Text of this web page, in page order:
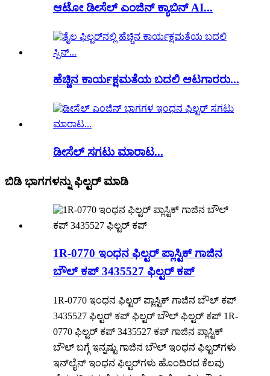
ಆಟೋ ಡೀಸೆಲ್ ಎಂಜಿನ್ ಕ್ಯಾಬಿನ್ AI...
ಹೆಚ್ಚಿನ ಕಾರ್ಯಕ್ಷಮತೆಯ ಬದಲಿ ಆಟಗಾರರು...
ಡೀಸೆಲ್ ಸಗಟು ಮಾರಾಟ...
ಬಿಡಿ ಭಾಗಗಳನ್ನು ಫಿಲ್ಟರ್ ಮಾಡಿ
1R-0770 ಇಂಧನ ಫಿಲ್ಟರ್ ಪ್ಲಾಸ್ಟಿಕ್ ಗಾಜಿನ
ಬೌಲ್ ಕಪ್ 3435527 ಫಿಲ್ಟರ್ ಕಪ್
1R-0770 ಇಂಧನ ಫಿಲ್ಟರ್ ಪ್ಲಾಸ್ಟಿಕ್ ಗಾಜಿನ ಬೌಲ್ ಕಪ್
3435527 ಫಿಲ್ಟರ್ ಕಪ್ ಫಿಲ್ಟರ್ ಬೌಲ್ ಫಿಲ್ಟರ್ ಕಪ್ 1R-
0770 ಫಿಲ್ಟರ್ ಕಪ್ 3435527 ಕಪ್ ಗಾಜಿನ ಪ್ಲಾಸ್ಟಿಕ್
ಬೌಲ್ ಬಗ್ಗೆ ಇನ್ನಷ್ಟು ಗಾಜಿನ ಬೌಲ್ ಇಂಧನ ಫಿಲ್ಟರ್‌ಗಳು
ಇನ್‌ಲೈನ್ ಇಂಧನ ಫಿಲ್ಟರ್‌ಗಳು ಹೊಂದಿರದ ಕೆಲವು